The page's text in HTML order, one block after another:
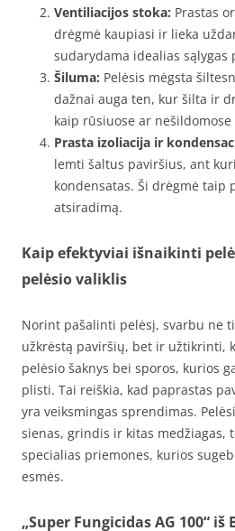
Ventiliacijos stoka: Prastas
drėgmė kaupiasi ir lieka
sudarydama idealias sąlygas
Šiluma: Pelėsis mėgsta
dažnai auga ten, kur šilta ir
kaip rūsiuose ar
Prasta izoliacija ir
lemti šaltus paviršius, ant
kondensatas. Ši drėgmė taip
atsiradimą.
Kaip efektyviai išnaikinti
pelėsio valiklis
Norint pašalinti pelėsį, svarbu ne
užkrėstą paviršių, bet ir užtikrinti,
pelėsio šaknys bei sporos, kurios
plisti. Tai reiškia, kad paprastas
yra veiksmingas sprendimas.
sienas, grindis ir kitas medžiagas,
specialias priemones, kurios
esmės.
„Super Fungicidas AG 100“